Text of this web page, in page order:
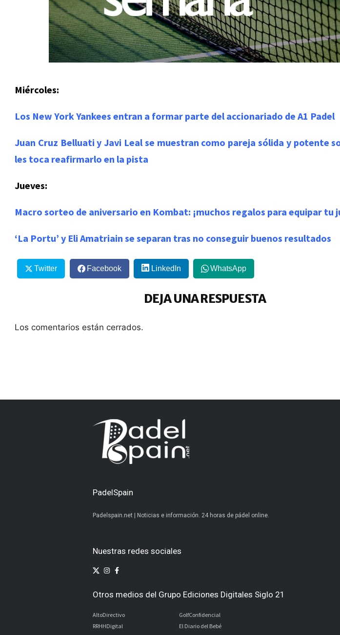
Miércoles:
Los New York Yankees entran a formar parte del accionariado de A1 Padel
Juan Cruz Belluati y Javi Leal se muestran como pareja sólida y potente
les toca reafirmarlo en la pista
Jueves:
Macro sorteo de aniversario en Kombat: ¡muchos regalos para equipar tu
‘La Portu’ y Eli Amatriain se separan tras no conseguir buenos resultados
Twitter Facebook LinkedIn WhatsApp
DEJA UNA RESPUESTA
Los comentarios están cerrados.
PadelSpain
Padelspain.net | Noticias e información. 24 horas de pádel online.
Nuestras redes sociales
Otros medios del Grupo Ediciones Digitales Siglo 21
AltoDirectivo
RRHHDigital
GolfConfidencial
El Diario del Bebé